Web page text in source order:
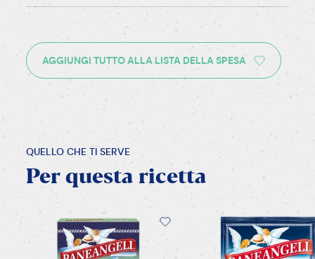
AGGIUNGI TUTTO ALLA LISTA DELLA SPESA
QUELLO CHE TI SERVE
Per questa ricetta